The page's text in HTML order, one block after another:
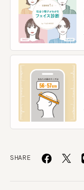
SHARE